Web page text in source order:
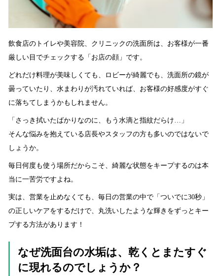
飲食店のトイレや美容院、クリニックの洗面所は、お客様が一番
厳しい目でチェックする「お店の顔」です。
どれだけ料理が美味しくても、ロビーが綺麗でも、洗面所の鏡が
曇っていたり、水まわりが汚れていれば、お客様の好感度がすぐ
に落ちてしまうかもしれません。
「さっき拭いたばかりなのに、もう水滴と指紋だらけ…」
そんな悩みを抱えている店長やスタッフの方も多いのではないで
しょうか。
毎日何度も使う場所だからこそ、綺麗な状態をキープするのは本
当に一苦労ですよね。
実は、営業を止めなくても、毎日の営業の中で「ついでに30秒」
の正しいケアをするだけで、丸洗いしたような輝きをずっとキー
プする方法があります！
なぜ洗面台の水垢は、乾くとまたすぐ
に現れるのでしょうか？